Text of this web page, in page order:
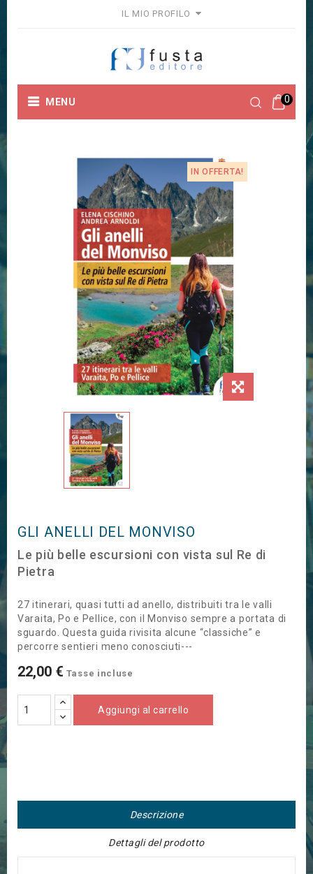
IL MIO PROFILO
0
MENU
IN OFFERTA!
GLI ANELLI DEL MONVISO
Le più belle escursioni con vista sul Re di
Pietra
27 itinerari, quasi tutti ad anello, distribuiti tra le valli
Varaita, Po e Pellice, con il Monviso sempre a portata di
sguardo. Questa guida rivisita alcune “classiche” e
percorre sentieri meno conosciuti---
22,00 € Tasse incluse
Aggiungi al carrello
Descrizione
Dettagli del prodotto